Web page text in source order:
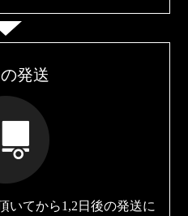
発送
いてから1,2日後の発送に